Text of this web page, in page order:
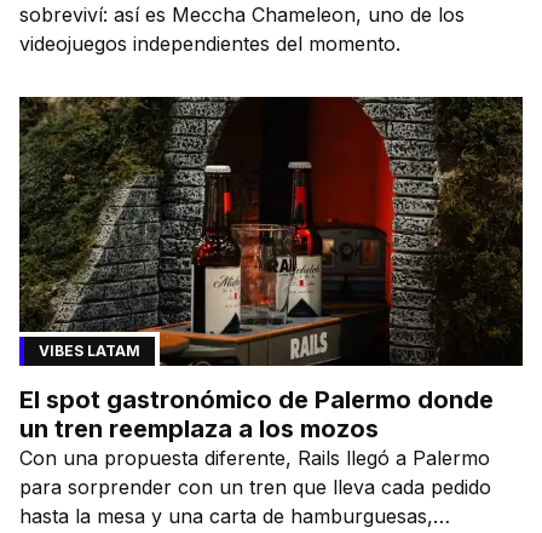
sobreviví: así es Meccha Chameleon, uno de los
videojuegos independientes del momento.
VIBES LATAM
El spot gastronómico de Palermo donde
un tren reemplaza a los mozos
Con una propuesta diferente, Rails llegó a Palermo
para sorprender con un tren que lleva cada pedido
hasta la mesa y una carta de hamburguesas,